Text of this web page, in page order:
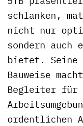
schlanken,
nicht nur
sondern auch
bietet. Seine
Bauweise
Begleiter für
ordentlichen